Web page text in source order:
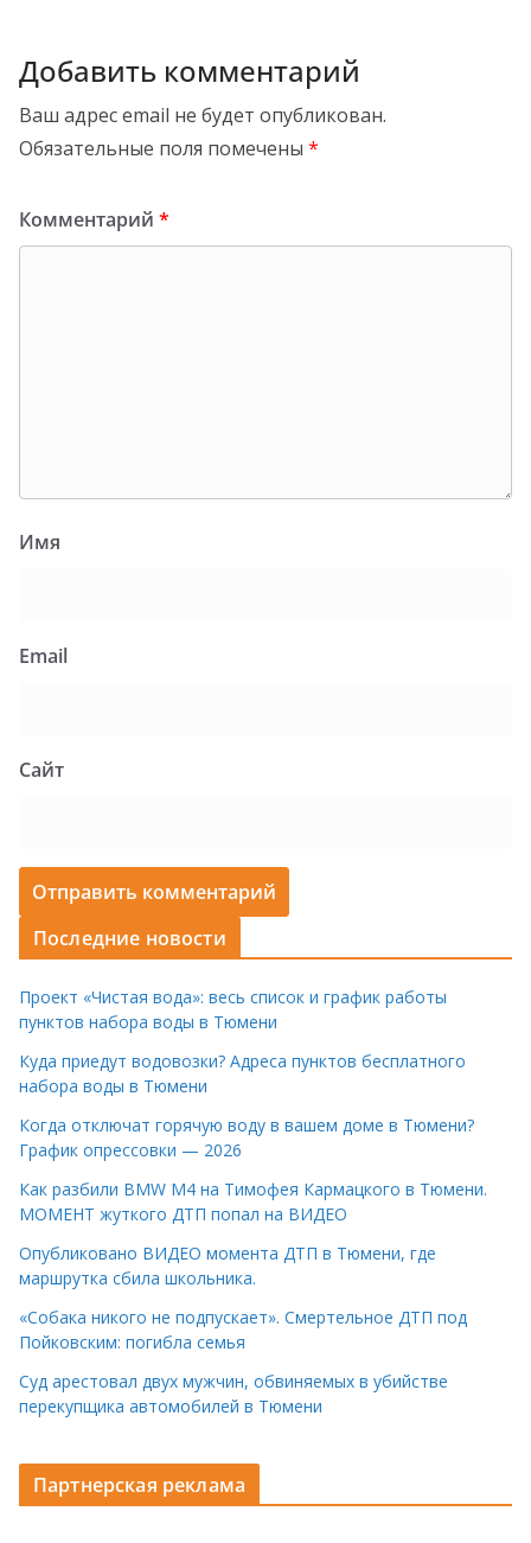
Добавить комментарий
Ваш адрес email не будет опубликован.
Обязательные поля помечены *
Комментарий *
Имя
Email
Сайт
Последние новости
Проект «Чистая вода»: весь список и график работы
пунктов набора воды в Тюмени
Куда приедут водовозки? Адреса пунктов бесплатного
набора воды в Тюмени
Когда отключат горячую воду в вашем доме в Тюмени?
График опрессовки — 2026
Как разбили BMW M4 на Тимофея Кармацкого в Тюмени.
МОМЕНТ жуткого ДТП попал на ВИДЕО
Опубликовано ВИДЕО момента ДТП в Тюмени, где
маршрутка сбила школьника.
«Собака никого не подпускает». Смертельное ДТП под
Пойковским: погибла семья
Суд арестовал двух мужчин, обвиняемых в убийстве
перекупщика автомобилей в Тюмени
Партнерская реклама